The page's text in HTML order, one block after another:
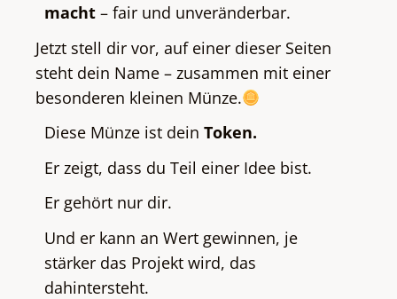
macht – fair und unveränderbar.
Jetzt stell dir vor, auf einer dieser Seiten
steht dein Name – zusammen mit einer
besonderen kleinen Münze.
Diese Münze ist dein Token.
Er zeigt, dass du Teil einer Idee bist.
Er gehört nur dir.
Und er kann an Wert gewinnen, je
stärker das Projekt wird, das
dahintersteht.